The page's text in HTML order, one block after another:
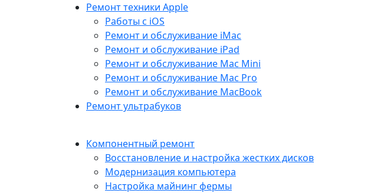
Ремонт техники Apple
Работы с iOS
Ремонт и обслуживание iMac
Ремонт и обслуживание iPad
Ремонт и обслуживание Mac Mini
Ремонт и обслуживание Mac Pro
Ремонт и обслуживание MacBook
Ремонт ультрабуков
Компонентный ремонт
Восстановление и настройка жестких дисков
Модернизация компьютера
Настройка майнинг фермы